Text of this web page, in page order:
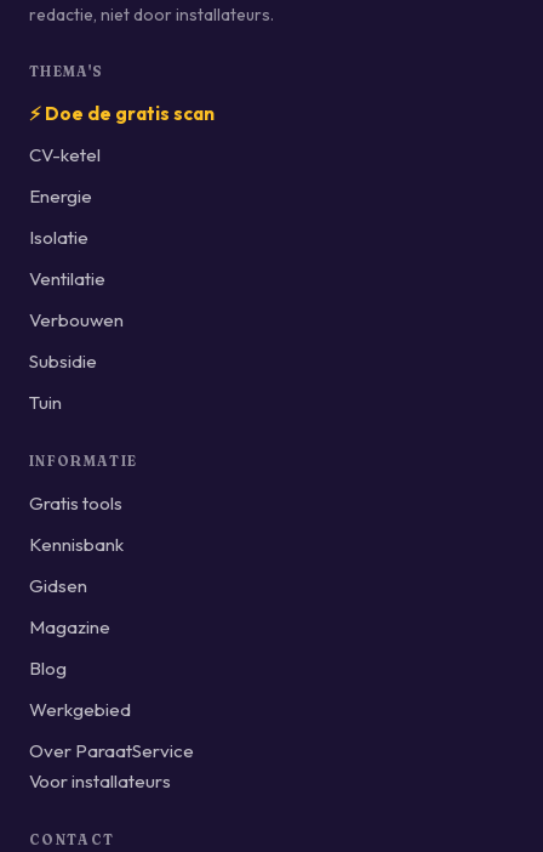
redactie, niet door installateurs.
THEMA'S
⚡ Doe de gratis scan
CV-ketel
Energie
Isolatie
Ventilatie
Verbouwen
Subsidie
Tuin
INFORMATIE
Gratis tools
Kennisbank
Gidsen
Magazine
Blog
Werkgebied
Over ParaatService
Voor installateurs
CONTACT